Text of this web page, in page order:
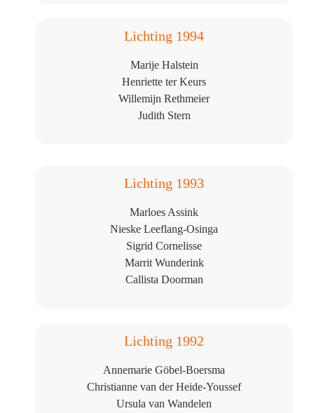
Lichting 1994
Marije Halstein
Henriette ter Keurs
Willemijn Rethmeier
Judith Stern
Lichting 1993
Marloes Assink
Nieske Leeflang-Osinga
Sigrid Cornelisse
Marrit Wunderink
Callista Doorman
Lichting 1992
Annemarie Göbel-Boersma
Christianne van der Heide-Youssef
Ursula van Wandelen